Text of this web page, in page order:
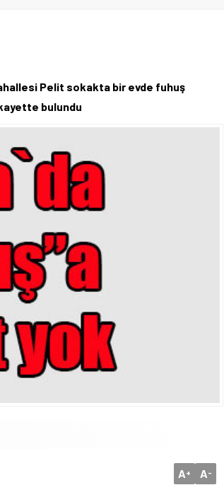
Pelit sokakta bir evde fuhuş
bulundu
A+ A-